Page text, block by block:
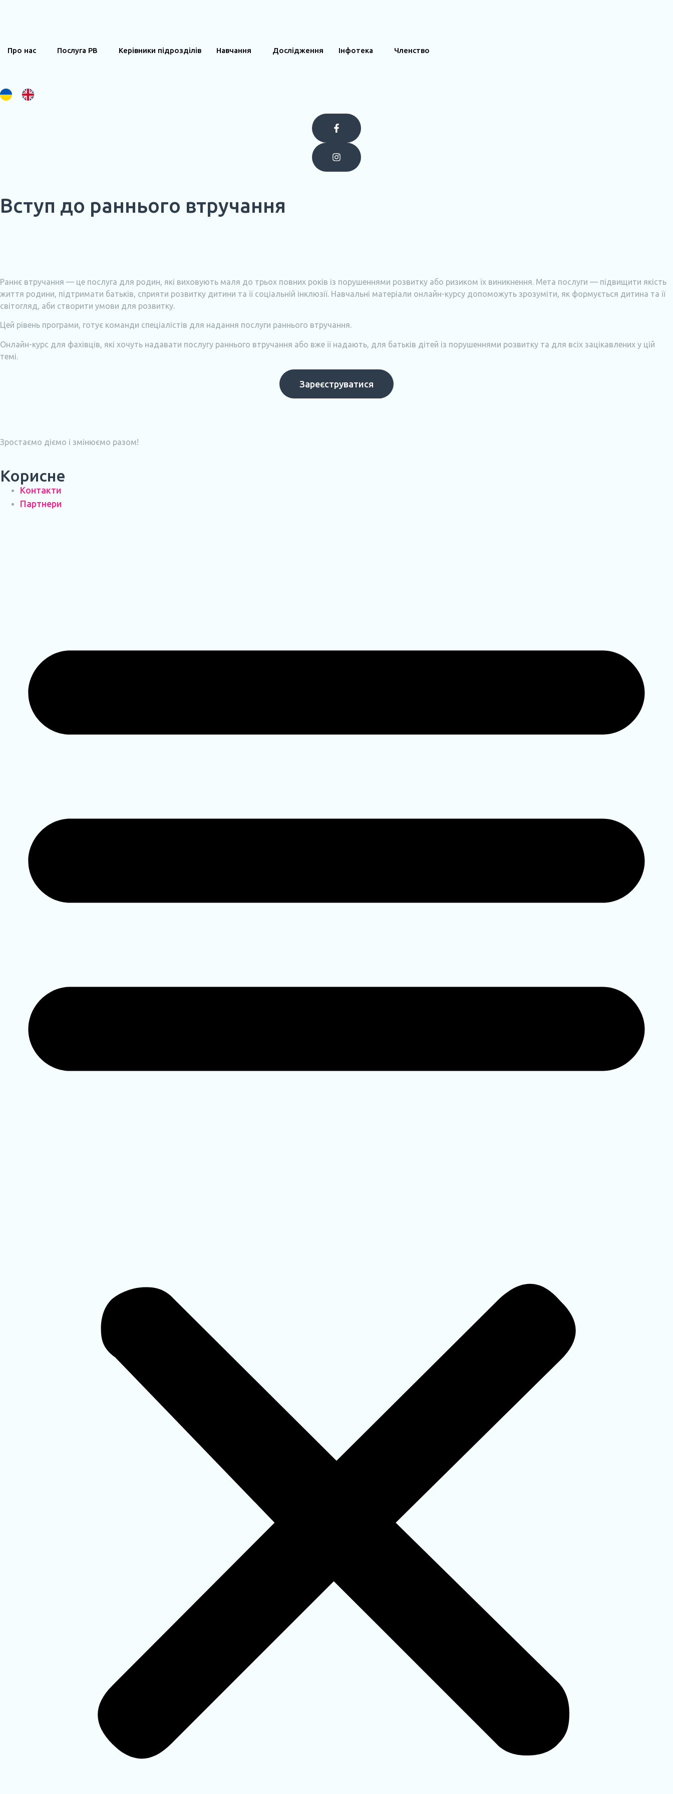
Про нас Послуга РВ Керівники підрозділів Навчання Дослідження Інфотека Членство
Вступ до раннього втручання
Раннє втручання — це послуга для родин, які виховують маля до трьох повних років із порушеннями розвитку або ризиком їх виникнення. Мета послуги — підвищити якість
життя родини, підтримати батьків, сприяти розвитку дитини та її соціальній інклюзії. Навчальні матеріали онлайн-курсу допоможуть зрозуміти, як формується дитина та її
світогляд, аби створити умови для розвитку.
Цей рівень програми, готує команди спеціалістів для надання послуги раннього втручання.
Онлайн-курс для фахівців, які хочуть надавати послугу раннього втручання або вже її надають, для батьків дітей із порушеннями розвитку та для всіх зацікавлених у цій
темі.
Зареєструватися
Зростаємо діємо і змінюємо разом!
Корисне
Контакти
Партнери